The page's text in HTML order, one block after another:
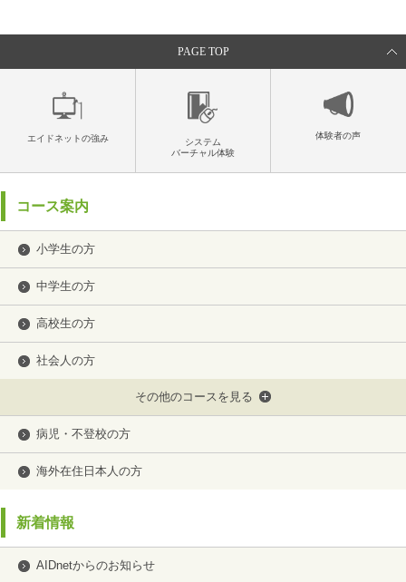
PAGE TOP
エイドネットの強み
システム
バーチャル体験
体験者の声
コース案内
小学生の方
中学生の方
高校生の方
社会人の方
その他のコースを見る
病児・不登校の方
海外在住日本人の方
新着情報
AIDnetからのお知らせ